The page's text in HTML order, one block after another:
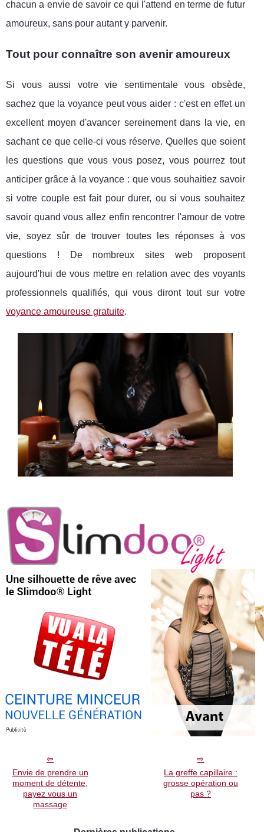
chacun a envie de savoir ce qui l'attend en terme de futur
amoureux, sans pour autant y parvenir.
Tout pour connaître son avenir amoureux
Si vous aussi votre vie sentimentale vous obsède,
sachez que la voyance peut vous aider : c'est en effet un
excellent moyen d'avancer sereinement dans la vie, en
sachant ce que celle-ci vous réserve. Quelles que soient
les questions que vous vous posez, vous pourrez tout
anticiper grâce à la voyance : que vous souhaitiez savoir
si votre couple est fait pour durer, ou si vous souhaitez
savoir quand vous allez enfin rencontrer l'amour de votre
vie, soyez sûr de trouver toutes les réponses à vos
questions ! De nombreux sites web proposent
aujourd'hui de vous mettre en relation avec des voyants
professionnels qualifiés, qui vous diront tout sur votre
voyance amoureuse gratuite.
Envie de prendre un
moment de détente,
payez vous un
massage
La greffe capillaire :
grosse opération ou
pas ?